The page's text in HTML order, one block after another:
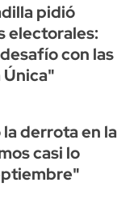
pidió
electorales:
con las
Única"
derrota en la
casi lo